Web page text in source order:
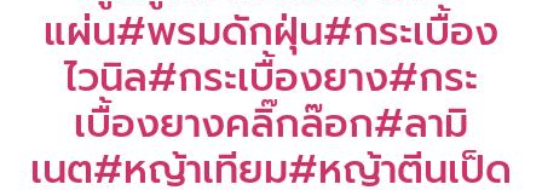
แผ่น#พรมดักฝุ่น#กระเบื้อง
ไวนิล#กระเบื้องยาง#กระ
เบื้องยางคลิ๊กล๊อก#ลามิ
เนต#หญ้าเทียม#หญ้าตีนเป็ด